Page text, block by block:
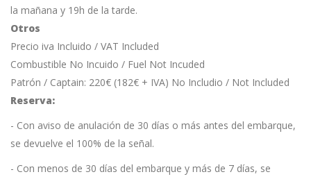
la mañana y 19h de la tarde.
Otros
Precio iva Incluido / VAT Included
Combustible No Incuido / Fuel Not Incuded
Patrón / Captain: 220€ (182€ + IVA) No Includio / Not Included
Reserva:
- Con aviso de anulación de 30 días o más antes del embarque,
se devuelve el 100% de la señal.
- Con menos de 30 días del embarque y más de 7 días, se